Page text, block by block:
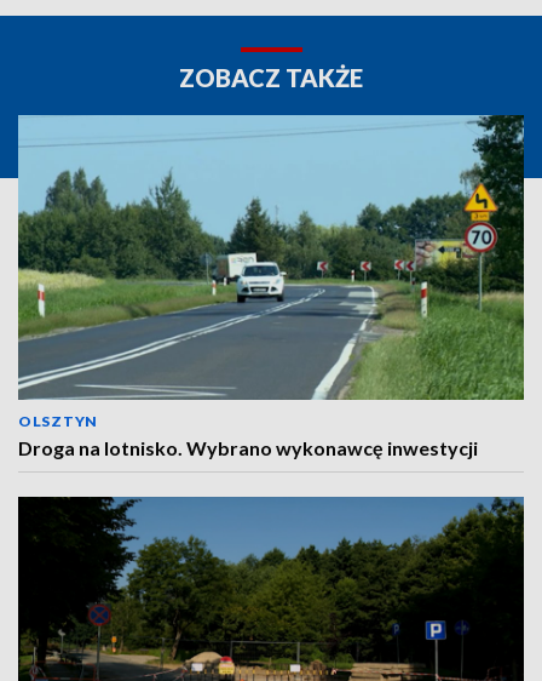
ZOBACZ TAKŻE
OLSZTYN
Droga na lotnisko. Wybrano wykonawcę inwestycji